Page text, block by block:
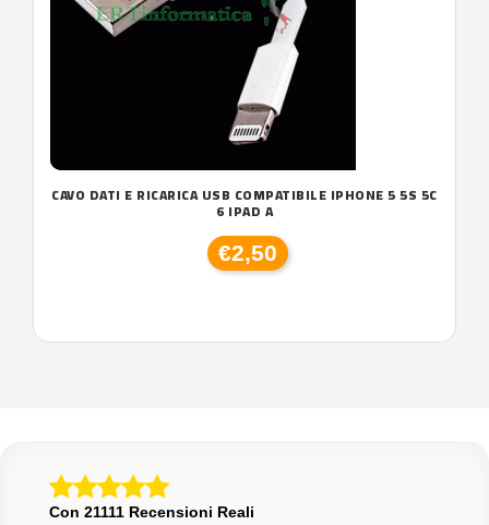
CAVO DATI E RICARICA USB COMPATIBILE IPHONE 5 5S 5C
6 IPAD A
€2,50
Con 21111 Recensioni Reali